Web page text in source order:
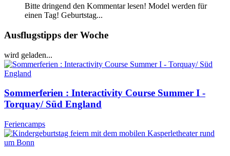
Bitte dringend den Kommentar lesen! Model werden für
einen Tag! Geburtstag...
Ausflugstipps der Woche
wird geladen...
Sommerferien : Interactivity Course Summer I -
Torquay/ Süd England
Feriencamps